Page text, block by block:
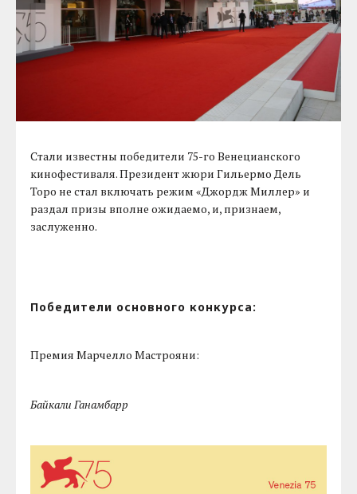
Стали известны победители 75-го Венецианского
кинофестиваля. Президент жюри Гильермо Дель
Торо не стал включать режим «Джордж Миллер» и
раздал призы вполне ожидаемо, и, признаем,
заслуженно.
Победители основного конкурса:
Премия Марчелло Мастрояни:
Байкали Ганамбарр